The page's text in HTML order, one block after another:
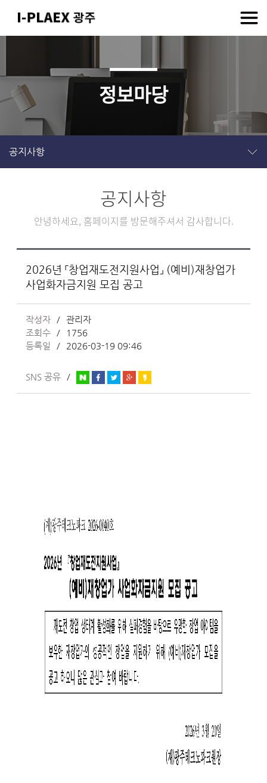
정보마당
공지사항
공지사항
안녕하세요, 홈페이지를 방문해주셔서 감사합니다.
2026년 「창업재도전지원사업」 (예비)재창업가
사업화자금지원 모집 공고
작성자
관리자
조회수
1756
등록일
2026-03-19 09:46
SNS 공유